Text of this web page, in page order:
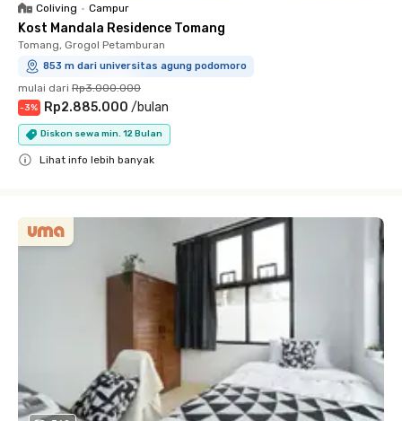
Coliving • Campur
Kost Mandala Residence Tomang
Tomang, Grogol Petamburan
853 m dari universitas agung podomoro
mulai dari Rp3.000.000
-3% Rp2.885.000 /bulan
Diskon sewa min. 12 Bulan
Lihat info lebih banyak